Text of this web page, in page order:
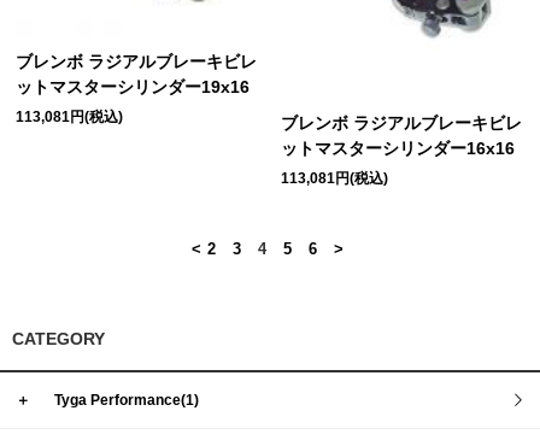
ブレンボ ラジアルブレーキビレ
ットマスターシリンダー19x16
113,081円(税込)
ブレンボ ラジアルブレーキビレ
ットマスターシリンダー16x16
113,081円(税込)
< 2 3 4 5 6 >
CATEGORY
＋ Tyga Performance(1)